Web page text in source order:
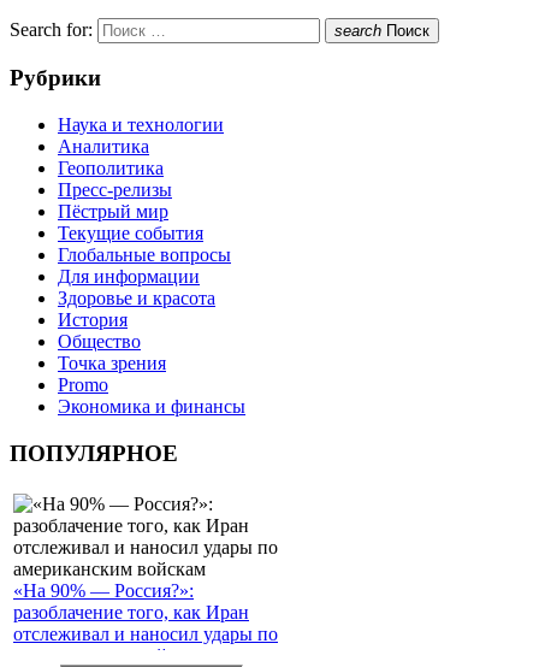
Search for: search Поиск
Рубрики
Наука и технологии
Аналитика
Геополитика
Пресс-релизы
Пёстрый мир
Текущие события
Глобальные вопросы
Для информации
Здоровье и красота
История
Общество
Точка зрения
Promo
Экономика и финансы
ПОПУЛЯРНОЕ
«На 90% — Россия?»:
разоблачение того, как Иран
отслеживал и наносил удары по
американским войскам